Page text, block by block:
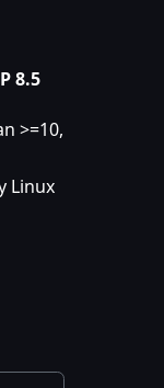
8.5
>=10,
Linux